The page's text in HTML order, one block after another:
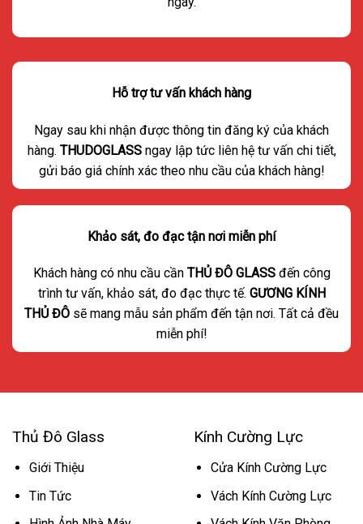
Hỗ trợ tư vấn khách hàng
Ngay sau khi nhận được thông tin đăng ký của khách
hàng. THUDOGLASS ngay lập tức liên hệ tư vấn chi tiết,
gửi báo giá chính xác theo nhu cầu của khách hàng!
Khảo sát, đo đạc tận nơi miễn phí
Khách hàng có nhu cầu cần THỦ ĐÔ GLASS đến công
trình tư vấn, khảo sát, đo đạc thực tế. GƯƠNG KÍNH
THỦ ĐÔ sẽ mang mẫu sản phẩm đến tận nơi. Tất cả đều
miễn phí!
Thủ Đô Glass
Giới Thiệu
Tin Tức
Kính Cường Lực
Cửa Kính Cường Lực
Vách Kính Cường Lực